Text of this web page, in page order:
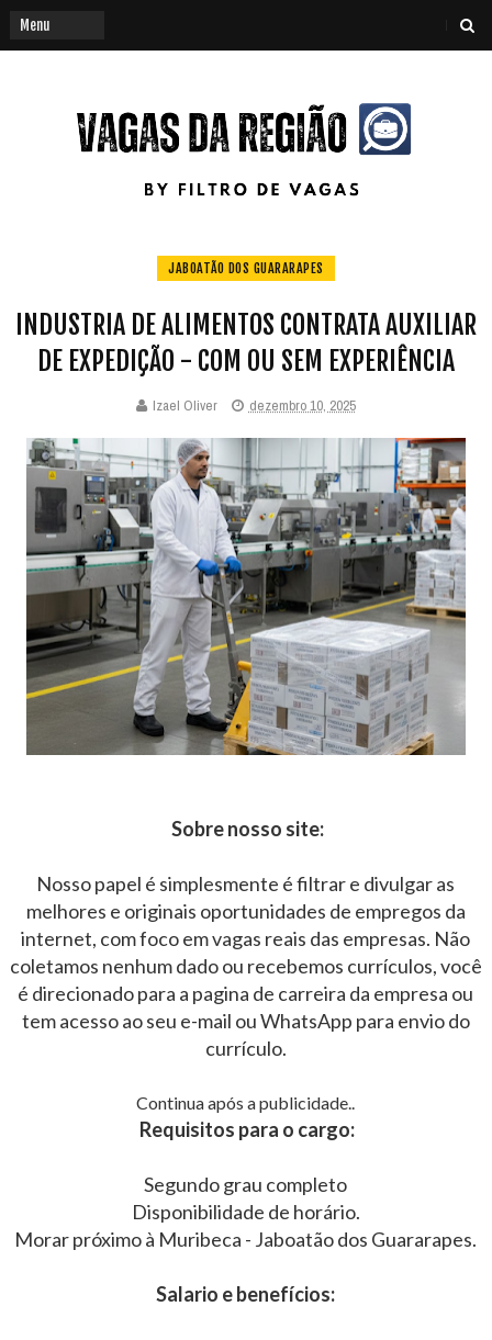
JABOATÃO DOS GUARARAPES
INDUSTRIA DE ALIMENTOS CONTRATA AUXILIAR
DE EXPEDIÇÃO - COM OU SEM EXPERIÊNCIA
Izael Oliver dezembro 10, 2025
Sobre nosso site:
Nosso papel é simplesmente é filtrar e divulgar as
melhores e originais oportunidades de empregos da
internet, com foco em vagas reais das empresas. Não
coletamos nenhum dado ou recebemos currículos, você
é direcionado para a pagina de carreira da empresa ou
tem acesso ao seu e-mail ou WhatsApp para envio do
currículo.
Continua após a publicidade..
Requisitos para o cargo:
Segundo grau completo
Disponibilidade de horário.
Morar próximo à Muribeca - Jaboatão dos Guararapes.
Salario e benefícios: